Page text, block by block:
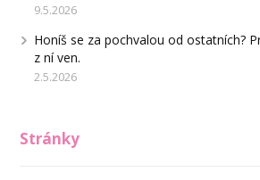
9.5.2026
Honíš se za pochvalou od ostatních?
z ní ven.
2.5.2026
Stránky